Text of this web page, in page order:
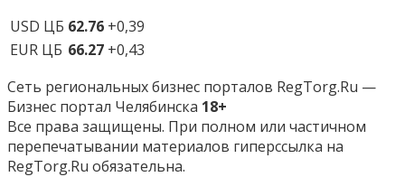
USD ЦБ 62.76 +0,39
EUR ЦБ 66.27 +0,43
Сеть региональных бизнес порталов RegTorg.Ru —
Бизнес портал Челябинска 18+
Все права защищены. При полном или частичном
перепечатывании материалов гиперссылка на
RegTorg.Ru обязательна.